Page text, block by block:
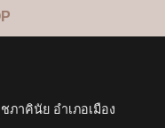
ภาคินัย อำเภอเมือง